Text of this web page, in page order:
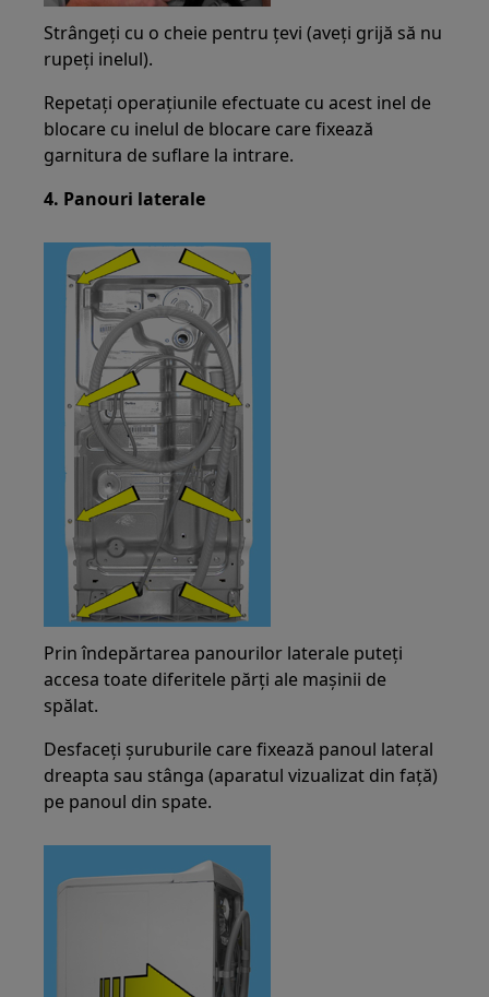
Strângeți cu o cheie pentru țevi (aveți grijă să nu
rupeți inelul).
Repetați operațiunile efectuate cu acest inel de
blocare cu inelul de blocare care fixează
garnitura de suflare la intrare.
4. Panouri laterale
Prin îndepărtarea panourilor laterale puteți
accesa toate diferitele părți ale mașinii de
spălat.
Desfaceți șuruburile care fixează panoul lateral
dreapta sau stânga (aparatul vizualizat din față)
pe panoul din spate.